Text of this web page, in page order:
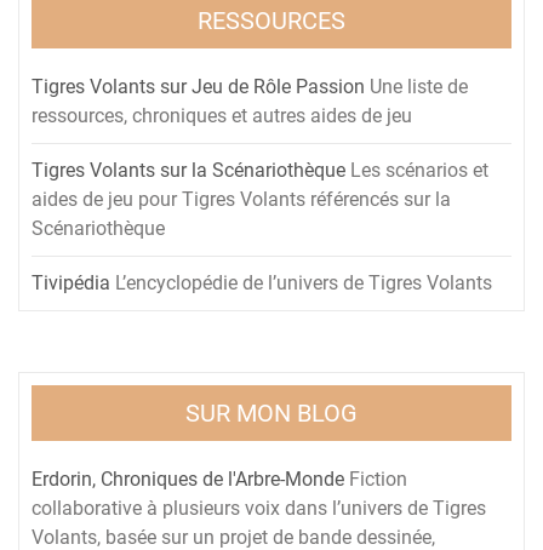
RESSOURCES
Tigres Volants sur Jeu de Rôle Passion Une liste de
ressources, chroniques et autres aides de jeu
Tigres Volants sur la Scénariothèque Les scénarios et
aides de jeu pour Tigres Volants référencés sur la
Scénariothèque
Tivipédia L’encyclopédie de l’univers de Tigres Volants
SUR MON BLOG
Erdorin, Chroniques de l'Arbre-Monde Fiction
collaborative à plusieurs voix dans l’univers de Tigres
Volants, basée sur un projet de bande dessinée,